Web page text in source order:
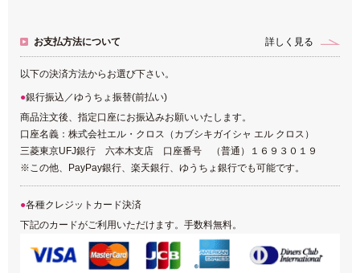
お支払方法について 詳しく見る
以下の決済方法からお選び下さい。
銀行振込／ゆうちょ振替(前払い)
商品注文後、指定口座にお振込みお願いいたします。
口座名義：株式会社エル・クロス（カブシキガイシャ エル クロス）
三菱東京UFJ銀行 六本木支店 口座番号 （普通）１６９３０１９
※この他、PayPay銀行、楽天銀行、ゆうちょ銀行でも可能です。
各種クレジットカード決済
下記のカードがご利用いただけます。手数料無料。